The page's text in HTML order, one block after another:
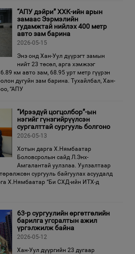
“АПУ дэйри” ХХК-ийн арын
замаас Ээрмэлийн
гудамжтай нийлэх 400 метр
авто зам барина
2026-05-15
Энэ онд Хан-Уул дүүрэгт замын
нийт 23 төсөл, арга хэмжээг
км авто зам, 68.95 урт метр гүүрэн
дугуйн зам барина. Тухайлбал, Хан-
“АПУ
“Ирээдүй цогцолбор”-ын
нэгийг гүнзгийрүүлсэн
сургалттай сургууль болгоно
2026-05-13
Хотын дарга Х.Нямбаатар
Боловсролын сайд Л.Энх-
Амгалантай уулзлаа. Уулзалтаар
сургууль байгуулах асуудалд
Х.Нямбаатар “Би СХД-ийн ИТХ-д
63-р сургуулийн өргөтгөлийн
барилга угсралтын ажил
үргэлжилж байна
2026-05-12
Хан-Уул дүүргийн 23 дугаар